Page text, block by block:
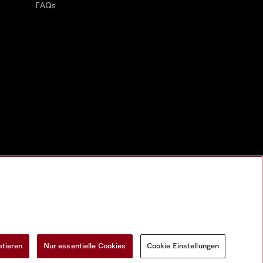
FAQs
Nur essentielle Cookies Cookie Einstellungen